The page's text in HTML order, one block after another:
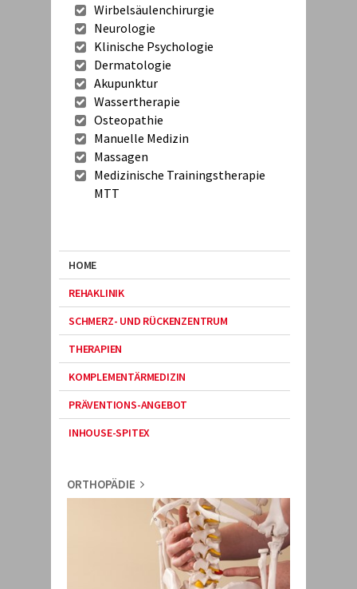
Wirbelsäulenchirurgie
Neurologie
Klinische Psychologie
Dermatologie
Akupunktur
Wassertherapie
Osteopathie
Manuelle Medizin
Massagen
Medizinische Trainingstherapie
MTT
HOME
REHAKLINIK
SCHMERZ- UND RÜCKENZENTRUM
THERAPIEN
KOMPLEMENTÄRMEDIZIN
PRÄVENTIONS-ANGEBOT
INHOUSE-SPITEX
ORTHOPÄDIE